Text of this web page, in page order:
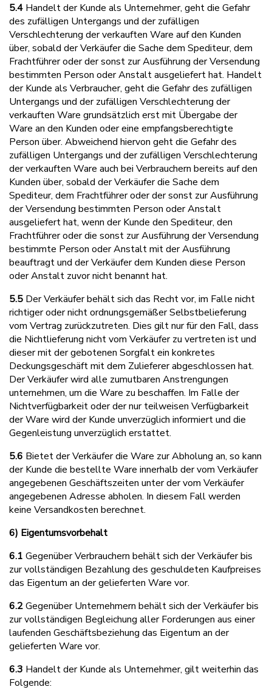
5.4 Handelt der Kunde als Unternehmer, geht die Gefahr
des zufälligen Untergangs und der zufälligen
Verschlechterung der verkauften Ware auf den Kunden
über, sobald der Verkäufer die Sache dem Spediteur, dem
Frachtführer oder der sonst zur Ausführung der Versendung
bestimmten Person oder Anstalt ausgeliefert hat. Handelt
der Kunde als Verbraucher, geht die Gefahr des zufälligen
Untergangs und der zufälligen Verschlechterung der
verkauften Ware grundsätzlich erst mit Übergabe der
Ware an den Kunden oder eine empfangsberechtigte
Person über. Abweichend hiervon geht die Gefahr des
zufälligen Untergangs und der zufälligen Verschlechterung
der verkauften Ware auch bei Verbrauchern bereits auf den
Kunden über, sobald der Verkäufer die Sache dem
Spediteur, dem Frachtführer oder der sonst zur Ausführung
der Versendung bestimmten Person oder Anstalt
ausgeliefert hat, wenn der Kunde den Spediteur, den
Frachtführer oder die sonst zur Ausführung der Versendung
bestimmte Person oder Anstalt mit der Ausführung
beauftragt und der Verkäufer dem Kunden diese Person
oder Anstalt zuvor nicht benannt hat.
5.5 Der Verkäufer behält sich das Recht vor, im Falle nicht
richtiger oder nicht ordnungsgemäßer Selbstbelieferung
vom Vertrag zurückzutreten. Dies gilt nur für den Fall, dass
die Nichtlieferung nicht vom Verkäufer zu vertreten ist und
dieser mit der gebotenen Sorgfalt ein konkretes
Deckungsgeschäft mit dem Zulieferer abgeschlossen hat.
Der Verkäufer wird alle zumutbaren Anstrengungen
unternehmen, um die Ware zu beschaffen. Im Falle der
Nichtverfügbarkeit oder der nur teilweisen Verfügbarkeit
der Ware wird der Kunde unverzüglich informiert und die
Gegenleistung unverzüglich erstattet.
5.6 Bietet der Verkäufer die Ware zur Abholung an, so kann
der Kunde die bestellte Ware innerhalb der vom Verkäufer
angegebenen Geschäftszeiten unter der vom Verkäufer
angegebenen Adresse abholen. In diesem Fall werden
keine Versandkosten berechnet.
6) Eigentumsvorbehalt
6.1 Gegenüber Verbrauchern behält sich der Verkäufer bis
zur vollständigen Bezahlung des geschuldeten Kaufpreises
das Eigentum an der gelieferten Ware vor.
6.2Gegenüber Unternehmern behält sich der Verkäufer bis
zur vollständigen Begleichung aller Forderungen aus einer
laufenden Geschäftsbeziehung das Eigentum an der
gelieferten Ware vor.
6.3 Handelt der Kunde als Unternehmer, gilt weiterhin das
Folgende: